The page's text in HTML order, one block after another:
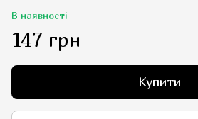
В наявності
147 грн
Купити